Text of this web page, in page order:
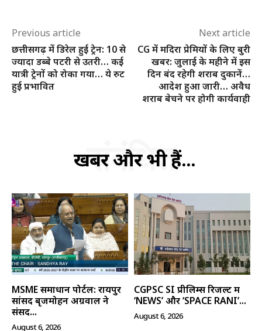
क्विक लिंक्स
मुख्य पेज
हमारे बारे में
संपर्क करें
Previous article
छत्तीसगढ़ में डिरेल हुई ट्रेन: 10 से
ज्यादा डब्बे पटरी से उतरी… कई
यात्री ट्रेनों को रोका गया… ये रुट
हुई प्रभावित
Next article
CG में मदिरा प्रेमियों के लिए बुरी
खबर: जुलाई के महीने में इस
दिन बंद रहेगी शराब दुकानें…
आदेश हुआ जारी… अवैध
शराब बेचने पर होगी कार्यवाही
खबरें और भी हैं...
संबंधित
MSME समाधान पोर्टल: रायपुर
सांसद बृजमोहन अग्रवाल ने
संसद...
August 6, 2026
CGPSC SI प्रीलिम्स रिजल्ट में
‘NEWS’ और ‘SPACE RANI’...
August 6, 2026